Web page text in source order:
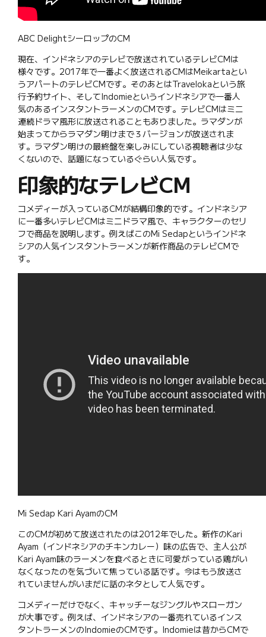
ABC DelightシーロップのCM
現在、インドネシアのテレビで放送されているテレビCMは
様々です。2017年で一番よく放送されるCMはMeikartaとい
うアパートのテレビCMです。そのあとはTravelokaという旅
行予約サイト、そしてIndomieというインドネシアで一番人
気のあるインスタントラーメンのCMです。テレビCMはミニ
連続ドラマ風形に放送されることもありました。ラマダンが
始まってからラマダン明けまで３バージョンが放送されま
す。ラマダン明けの最終盤を楽しみにしている視聴者は少な
くないので、話題になっているぐらい人気です。
印象的なテレビCM
コメディーが入っているCMが結構印象的です。インドネシア
に一番多いテレビCMはミニドラマ風で、キャラクターのセリ
フで商品を説明します。例えばこのMi Sedapというインドネ
シアの人気インスタントラーメンが新作商品のテレビCMで
す。
Mi Sedap Kari AyamのCM
このCMが初めて放送されたのは2012年でした。新作のKari
Ayam（インドネシアのチキンカレー）味の広告で、主人公が
Kari Ayam味のラーメンを食べるときに可愛がっている鶏がい
なくなったのを気づいて焦っている話です。今はもう放送さ
れていませんがいまだに話のネタとして人気です。
コメディーだけでなく、キャッチーなジングルやスローガン
が大事です。例えば、インドネシアの一番売れているインス
タントラーメンのIndomieのCMです。Indomieは昔からCMで